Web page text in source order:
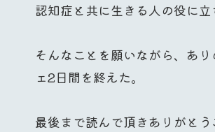
認知症と共に生きる人の役に立
そんなことを願いながら、あり
ェ2日間を終えた。
最後まで読んで頂きありがとう